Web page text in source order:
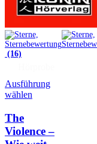
(16)
Ausführung
wählen
The
Violence –